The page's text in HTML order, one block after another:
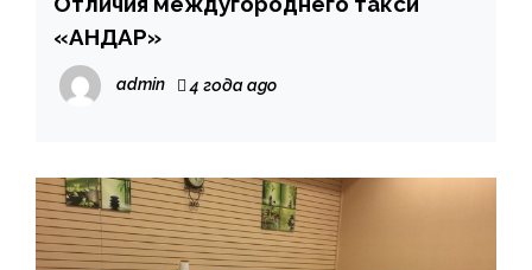
«АНДАР»
admin 4 года ago